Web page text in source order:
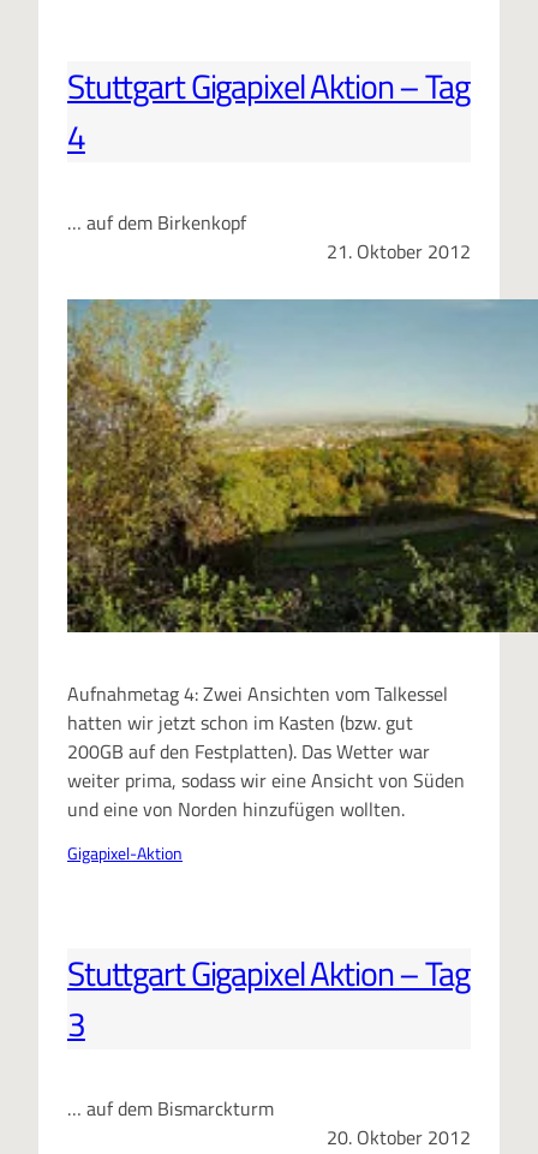
Stuttgart Gigapixel Aktion – Tag
4
… auf dem Birkenkopf
21. Oktober 2012
Aufnahmetag 4: Zwei Ansichten vom Talkessel
hatten wir jetzt schon im Kasten (bzw. gut
200GB auf den Festplatten). Das Wetter war
weiter prima, sodass wir eine Ansicht von Süden
und eine von Norden hinzufügen wollten.
Gigapixel-Aktion
Stuttgart Gigapixel Aktion – Tag
3
… auf dem Bismarckturm
20. Oktober 2012